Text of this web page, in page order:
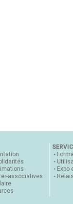
associatives
Expo